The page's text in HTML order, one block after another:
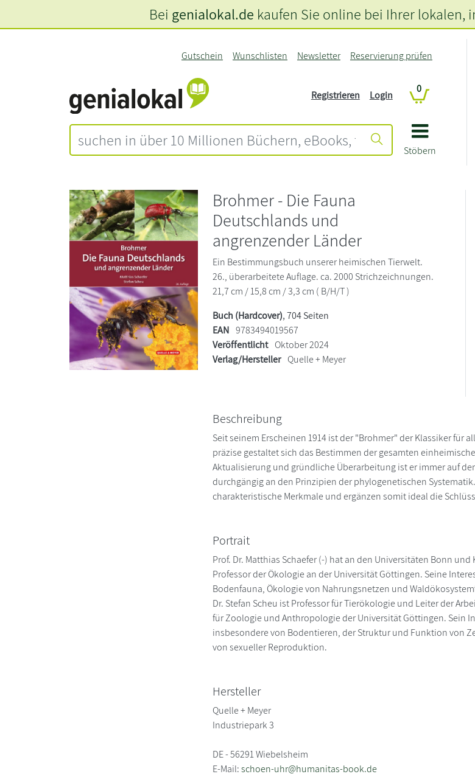
Stöbern
Gutschein Wunschlisten Newsletter Reservierung prüfen
Registrieren Login
0
Bei genialokal.de kaufen Sie online bei Ihrer lokalen,
Brohmer - Die Fauna
Deutschlands und
angrenzender Länder
Ein Bestimmungsbuch unserer heimischen Tierwelt.
26., überarbeitete Auflage. ca. 2000 Strichzeichnungen.
21,7 cm / 15,8 cm / 3,3 cm ( B/H/T )
Buch (Hardcover), 704 Seiten
EAN 9783494019567
Veröffentlicht Oktober 2024
Verlag/Hersteller Quelle + Meyer
Beschreibung
Seit seinem Erscheinen 1914 ist der "Brohmer" der Klassiker
präzise gestaltet sich das Bestimmen der gesamten
Aktualisierung und gründliche Überarbeitung ist er immer auf
durchgängig an den Prinzipien der phylogenetischen
charakteristische Merkmale und ergänzen somit ideal die
Portrait
Prof. Dr. Matthias Schaefer (-) hat an den Universitäten Bonn
Professor der Ökologie an der Universität Göttingen. Seine
Bodenfauna, Ökologie von Nahrungsnetzen und
Dr. Stefan Scheu ist Professor für Tierökologie und Leiter der
für Zoologie und Anthropologie der Universität Göttingen. Sein
insbesondere von Bodentieren, der Struktur und Funktion von
von sexueller Reproduktion.
Hersteller
Quelle + Meyer
Industriepark 3
DE - 56291 Wiebelsheim
E-Mail:schoen-uhr@humanitas-book.de